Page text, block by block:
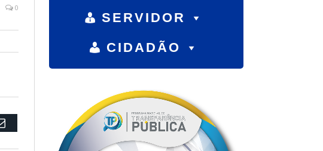
0
Email
SERVIDOR
CIDADÃO